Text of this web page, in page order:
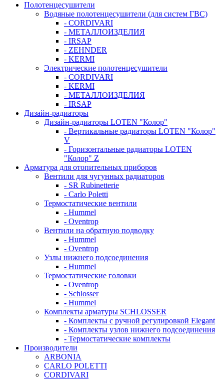
Полотенцесушители
Водяные полотенцесушители (для систем ГВС)
- CORDIVARI
- МЕТАЛЛОИЗДЕЛИЯ
- IRSAP
- ZEHNDER
- KERMI
Электрические полотенцесушители
- CORDIVARI
- KERMI
- МЕТАЛЛОИЗДЕЛИЯ
- IRSAP
Дизайн-радиаторы
Дизайн-радиаторы LOTEN "Колор"
- Вертикальные радиаторы LOTEN "Колор"
V
- Горизонтальные радиаторы LOTEN
"Колор" Z
Арматура для отопительных приборов
Вентили для чугунных радиаторов
- SR Rubinetterie
- Carlo Poletti
Термостатические вентили
- Hummel
- Oventrop
Вентили на обратную подводку
- Hummel
- Oventrop
Узлы нижнего подсоединения
- Hummel
Термостатические головки
- Oventrop
- Schlosser
- Hummel
Комплекты арматуры SCHLOSSER
- Комплекты с ручной регулировкой Elegant
- Комплекты узлов нижнего подсоединения
- Термостатические комплекты
Производители
ARBONIA
CARLO POLETTI
CORDIVARI